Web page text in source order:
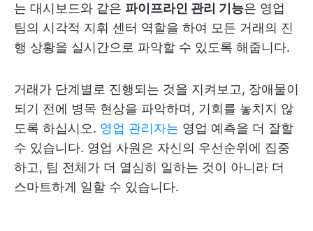
는 대시보드와 같은 파이프라인 관리 기능은 영업
팀의 시각적 지휘 센터 역할을 하여 모든 거래의 진
행 상황을 실시간으로 파악할 수 있도록 해줍니다.
거래가 단계별로 진행되는 것을 지켜보고, 장애물이
되기 전에 병목 현상을 파악하며, 기회를 놓치지 않
도록 하십시오. 영업 관리자는 영업 예측을 더 잘할
수 있습니다. 영업 사원은 자신의 우선순위에 집중
하고, 팀 전체가 더 열심히 일하는 것이 아니라 더
스마트하게 일할 수 있습니다.